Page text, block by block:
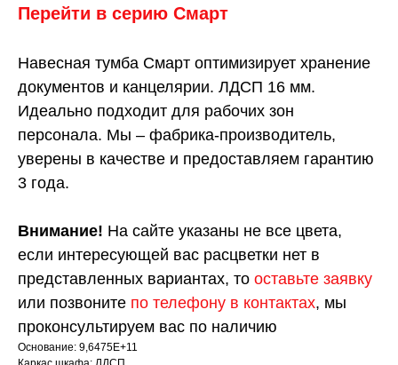
Перейти в серию Смарт
Навесная тумба Смарт оптимизирует хранение
документов и канцелярии. ЛДСП 16 мм.
Идеально подходит для рабочих зон
персонала. Мы – фабрика-производитель,
уверены в качестве и предоставляем гарантию
3 года.
Внимание! На сайте указаны не все цвета,
если интересующей вас расцветки нет в
представленных вариантах, то оставьте заявку
или позвоните по телефону в контактах, мы
проконсультируем вас по наличию
Основание: 9,6475E+11